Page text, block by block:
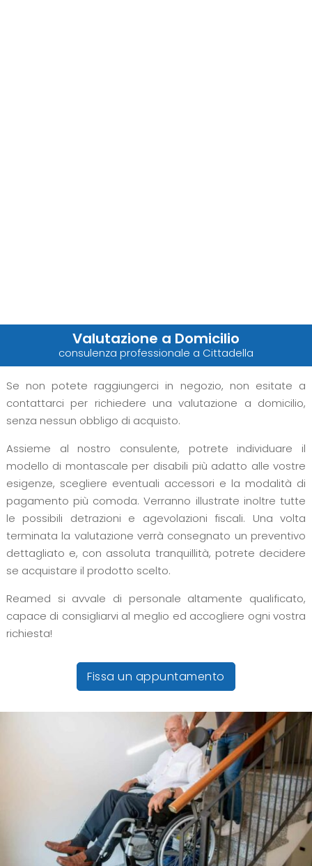
Valutazione a Domicilio
consulenza professionale a Cittadella
Se non potete raggiungerci in negozio, non esitate a
contattarci per richiedere una valutazione a domicilio,
senza nessun obbligo di acquisto.
Assieme al nostro consulente, potrete individuare il
modello di montascale per disabili più adatto alle vostre
esigenze, scegliere eventuali accessori e la modalità di
pagamento più comoda. Verranno illustrate inoltre tutte
le possibili detrazioni e agevolazioni fiscali. Una volta
terminata la valutazione verrà consegnato un preventivo
dettagliato e, con assoluta tranquillità, potrete decidere
se acquistare il prodotto scelto.
Reamed si avvale di personale altamente qualificato,
capace di consigliarvi al meglio ed accogliere ogni vostra
richiesta!
Fissa un appuntamento